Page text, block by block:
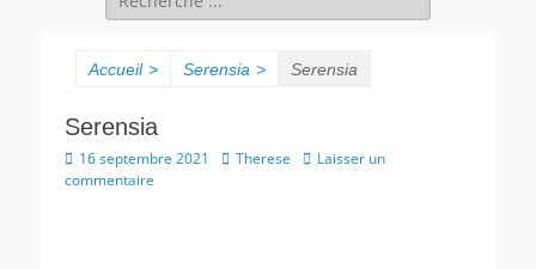
Accueil > Serensia > Serensia
Serensia
16 septembre 2021 Therese
Laisser un
commentaire